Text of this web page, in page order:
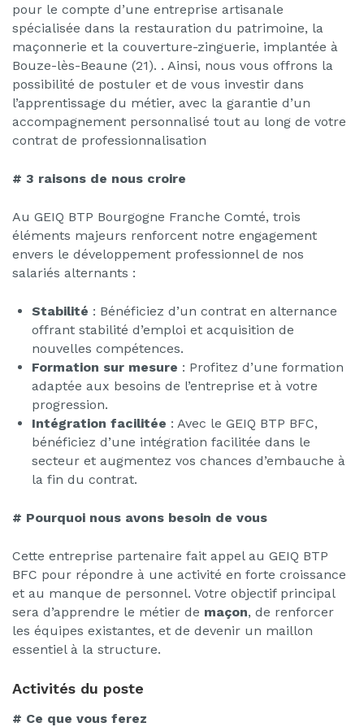
pour le compte d’une entreprise artisanale
spécialisée dans la restauration du patrimoine, la
maçonnerie et la couverture-zinguerie, implantée à
Bouze-lès-Beaune (21). . Ainsi, nous vous offrons la
possibilité de postuler et de vous investir dans
l’apprentissage du métier, avec la garantie d’un
accompagnement personnalisé tout au long de votre
contrat de professionnalisation
# 3 raisons de nous croire
Au GEIQ BTP Bourgogne Franche Comté, trois
éléments majeurs renforcent notre engagement
envers le développement professionnel de nos
salariés alternants :
Stabilité : Bénéficiez d’un contrat en alternance
offrant stabilité d’emploi et acquisition de
nouvelles compétences.
Formation sur mesure : Profitez d’une formation
adaptée aux besoins de l’entreprise et à votre
progression.
Intégration facilitée : Avec le GEIQ BTP BFC,
bénéficiez d’une intégration facilitée dans le
secteur et augmentez vos chances d’embauche à
la fin du contrat.
# Pourquoi nous avons besoin de vous
Cette entreprise partenaire fait appel au GEIQ BTP
BFC pour répondre à une activité en forte croissance
et au manque de personnel. Votre objectif principal
sera d’apprendre le métier de maçon, de renforcer
les équipes existantes, et de devenir un maillon
essentiel à la structure.
Activités du poste
# Ce que vous ferez